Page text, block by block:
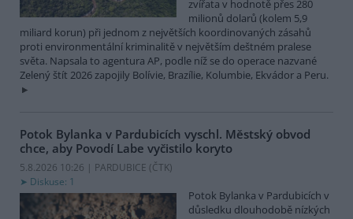
zvířata v hodnotě přes 280
milionů dolarů (kolem 5,9
miliard korun) při jednom z největších koordinovaných zásahů
proti environmentální kriminalitě v největším deštném pralese
světa. Napsala to agentura AP, podle níž se do operace nazvané
Zelený štít 2026 zapojily Bolívie, Brazílie, Kolumbie, Ekvádor a Peru.
Potok Bylanka v Pardubicích vyschl. Městský obvod
chce, aby Povodí Labe vyčistilo koryto
5.8.2026 10:26 | PARDUBICE (ČTK)
Diskuse: 1
Potok Bylanka v Pardubicích v
důsledku dlouhodobě nízkých